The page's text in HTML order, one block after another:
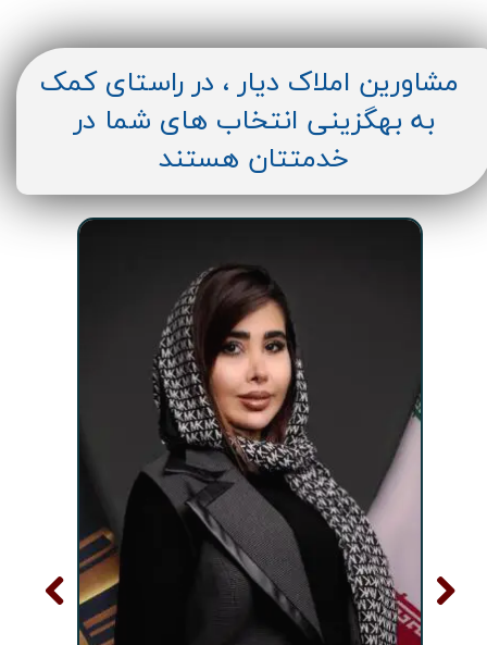
مشاورین املاک دیار ، در راستای کمک
به بهگزینی انتخاب های شما در
خدمتتان هستند